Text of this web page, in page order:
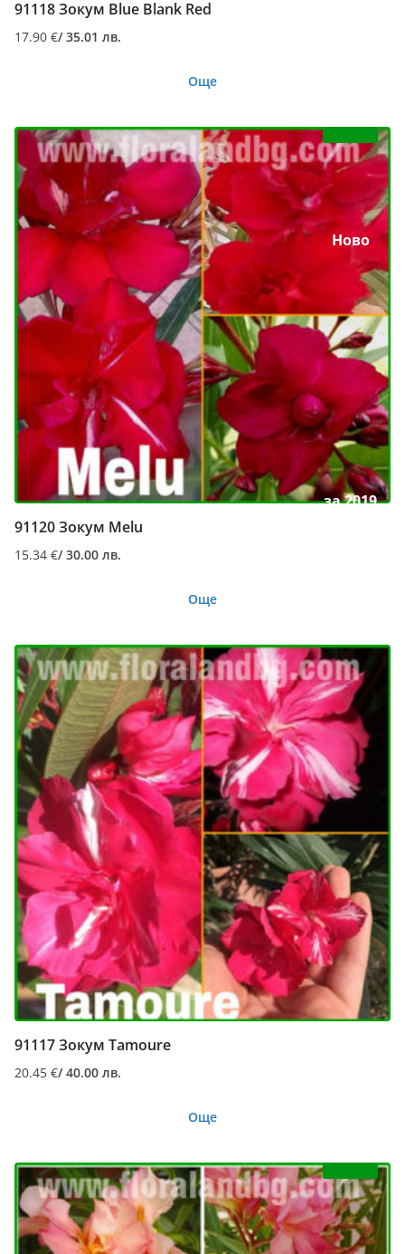
91118 Зокум Blue Blank Red
17.90 €/ 35.01 лв.
Още
Ново
за 2019
91120 Зокум Melu
15.34 €/ 30.00 лв.
Още
91117 Зокум Tamoure
20.45 €/ 40.00 лв.
Още